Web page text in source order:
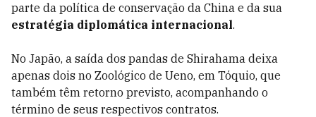
parte da política de conservação da China e da sua
estratégia diplomática internacional.
No Japão, a saída dos pandas de Shirahama deixa
apenas dois no Zoológico de Ueno, em Tóquio, que
também têm retorno previsto, acompanhando o
término de seus respectivos contratos.